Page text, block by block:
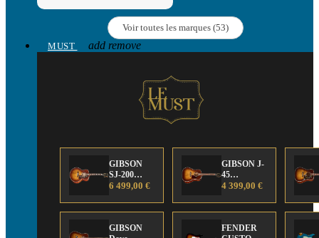
Voir toutes les marques (53)
MUST
add remove
GIBSON
SJ-200
Anniversary
Edition
6 499,00 €
GIBSON J-
45
Anniversary
Edition
4 399,00 €
GIBSON
FENDER